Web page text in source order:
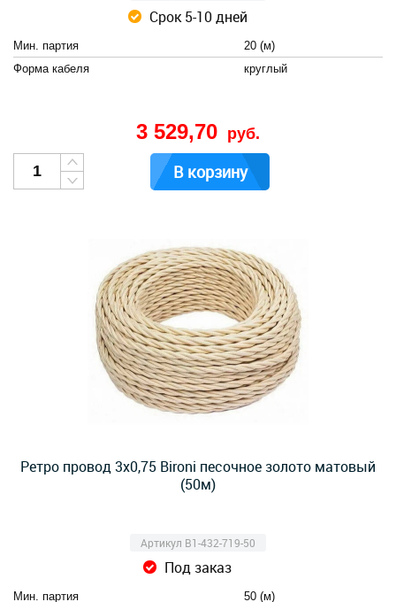
Срок 5-10 дней
Мин. партия
20 (м)
Форма кабеля
круглый
3 529,70 руб.
В корзину
Ретро провод 3х0,75 Bironi песочное золото матовый
(50м)
Артикул B1-432-719-50
Под заказ
Мин. партия 50 (м)